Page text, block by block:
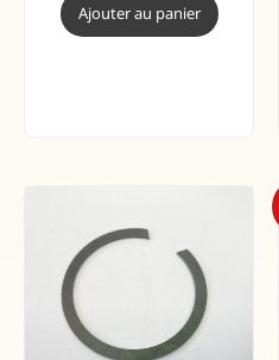
Ajouter au panier